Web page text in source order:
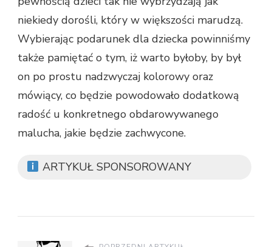
niekiedy dorośli, który w większości marudzą.
Wybierając podarunek dla dziecka powinniśmy
także pamiętać o tym, iż warto byłoby, by był
on po prostu nadzwyczaj kolorowy oraz
mówiący, co będzie powodowało dodatkową
radość u konkretnego obdarowywanego
malucha, jakie będzie zachwycone.
ARTYKUŁ SPONSOROWANY